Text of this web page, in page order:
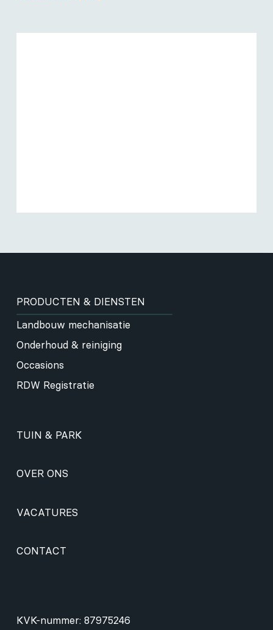
PRODUCTEN & DIENSTEN
Landbouw mechanisatie
Onderhoud & reiniging
Occasions
RDW Registratie
TUIN & PARK
OVER ONS
VACATURES
CONTACT
KVK-nummer: 87975246